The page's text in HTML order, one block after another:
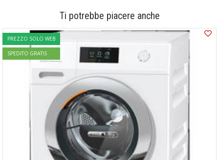
Ti potrebbe piacere anche
PREZZO SOLO WEB
SPEDITO GRATIS